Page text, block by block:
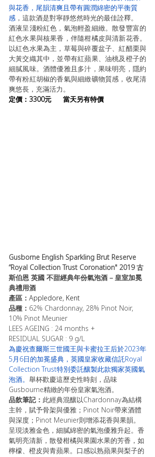
與花香，尾韻清爽且帶有圓潤綿密的平衡質
感 ，這款酒是對寧靜悠然時光的最佳詮釋。
酒液呈淺粉紅色，氣泡輕盈細緻。散發豐富的
紅色水果與核果香，伴隨柑橘皮與清新花香。
以紅色水果為主，草莓與碎覆盆子、紅醋栗與
大黃交織其中，並帶有紅蘋果、油桃及橙子的
細膩風味。酒體優雅且多汁，果味明亮，隱約
帶有粉紅胡椒的香氣與細緻礦物質感，收尾清
爽悠長，充滿活力。
定價：3300元 當天另有特價
Gusborne English Sparkling Brut Reserve
“Royal Collection Trust Coronation" 2019 古
斯伯恩 英國 不甜經典年份氣泡酒 – 皇室加冕
典禮用酒
產區： Appledore, Kent
品種： 62% Chardonnay, 28% Pinot Noir,
10% Pinot Meunier
LEES AGEING : 24 months +
RESIDUAL SUGAR : 9 g/L
為慶祝查爾斯三世國王與卡蜜拉王后於2023年
5月6日的加冕盛典，英國皇家收藏信託Royal
Collection Trust特別委託釀製此款獨家英國氣
泡酒。 舉杯歡慶這歷史性時刻，品味
Gusbourne精緻的年份皇家氣泡酒。
品飲筆記： 此經典混釀以Chardonnay為結構
主幹，賦予骨架與優雅；Pinot Noir帶來酒體
與深度；Pinot Meunier則增添花香與果韻。
呈現淡雅金色，細膩綿密的氣泡優雅升起。香
氣明亮清新，散發柑橘與果園水果的芳香，如
檸檬、橙皮與青蘋果。口感以熟蘋果與梨子的